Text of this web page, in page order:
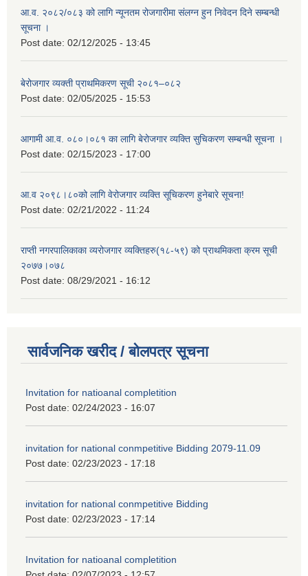
आ.व. २०८२/०८३ को लागि न्यूनतम रोजगारीमा संलग्न हुन निवेदन दिने सम्बन्धी
सूचना ।
Post date: 02/12/2025 - 13:45
बेरोजगार व्यक्ती प्राथमिकरण सूची २०८१–०८२
Post date: 02/05/2025 - 15:53
आगामी आ.व. ०८०।०८१ का लागि बेरोजगार व्यक्ति सुचिकरण सम्बन्धी सूचना ।
Post date: 02/15/2023 - 17:00
आ.व २०९८।८०को लागि वेरोजगार व्यक्ति सूचिकरण हुनेबारे सूचना!
Post date: 02/21/2022 - 11:24
राप्ती नगरपालिकाका व्यरोजगार व्यक्तिहरु(१८-५९) को प्राथमिकता क्रम सूची
२०७७।०७८
Post date: 08/29/2021 - 16:12
सार्वजनिक खरीद / बोलपत्र सूचना
Invitation for natioanal completition
Post date: 02/24/2023 - 16:07
invitation for national conmpetitive Bidding 2079-11.09
Post date: 02/23/2023 - 17:18
invitation for national conmpetitive Bidding
Post date: 02/23/2023 - 17:14
Invitation for natioanal completition